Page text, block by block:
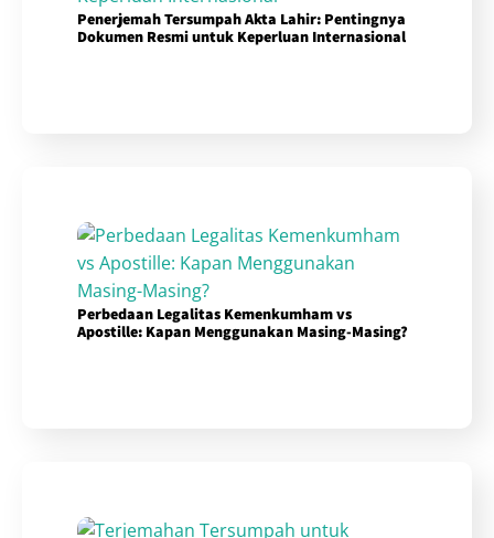
Penerjemah Tersumpah Akta Lahir: Pentingnya
Dokumen Resmi untuk Keperluan Internasional
Perbedaan Legalitas Kemenkumham vs
Apostille: Kapan Menggunakan Masing-Masing?